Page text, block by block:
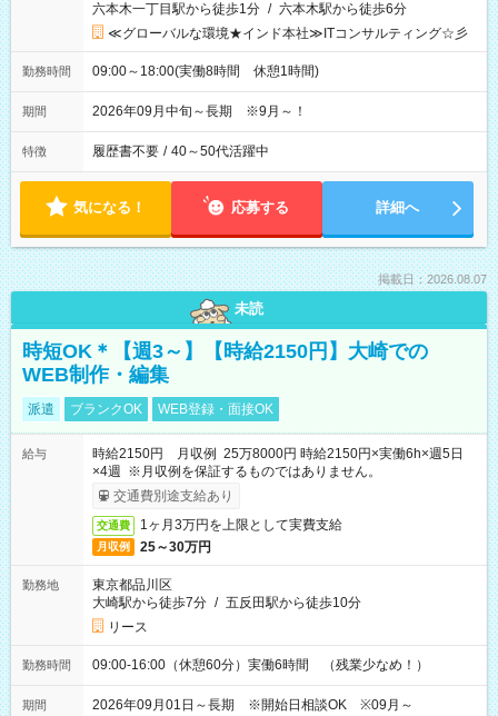
六本木一丁目駅から徒歩1分 / 六本木駅から徒歩6分
≪グローバルな環境★インド本社≫ITコンサルティング☆彡
勤務時間 09:00～18:00(実働8時間 休憩1時間)
期間 2026年09月中旬～長期 ※9月～！
特徴 履歴書不要 / 40～50代活躍中
気になる！ 応募する 詳細へ
掲載日：2026.08.07
未読
時短OK＊【週3～】【時給2150円】大崎での
WEB制作・編集
派遣 ブランクOK WEB登録・面接OK
給与
時給2150円 月収例 25万8000円 時給2150円×実働6h×週5日
×4週 ※月収例を保証するものではありません。
交通費別途支給あり
交通費 1ヶ月3万円を上限として実費支給
月収例 25～30万円
勤務地
東京都品川区
大崎駅から徒歩7分 / 五反田駅から徒歩10分
リース
勤務時間 09:00-16:00（休憩60分）実働6時間 （残業少なめ！）
期間 2026年09月01日～長期 ※開始日相談OK ※09月～